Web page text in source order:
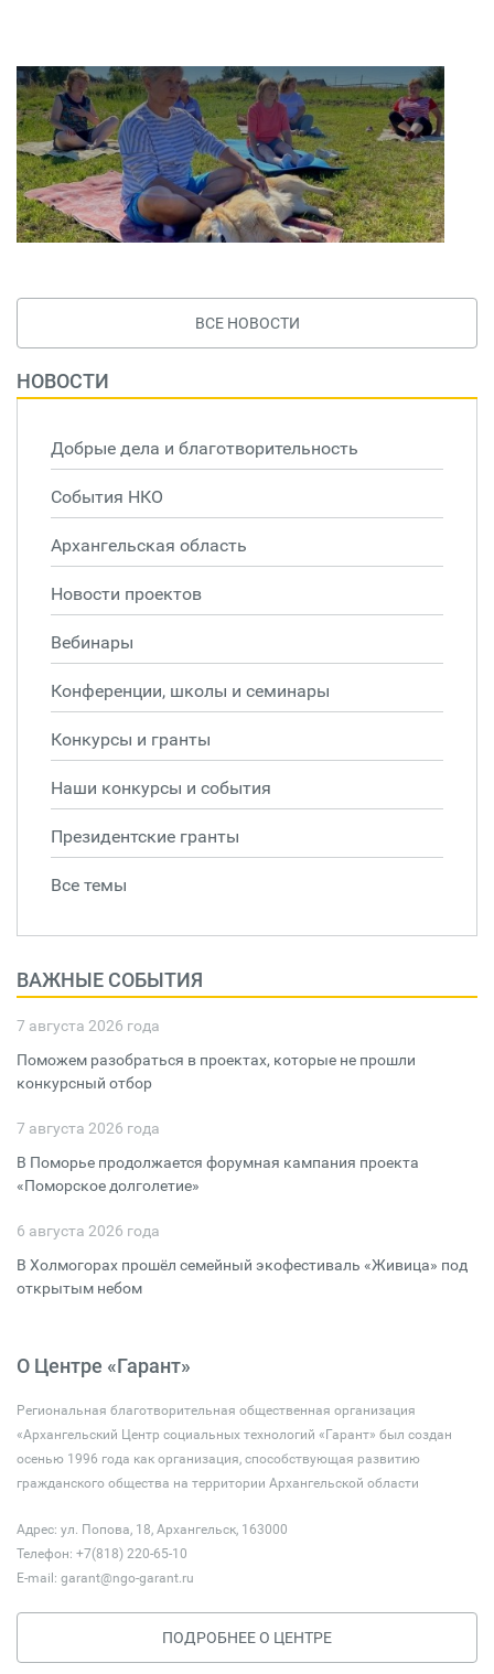
ВСЕ НОВОСТИ
НОВОСТИ
Добрые дела и благотворительность
События НКО
Архангельская область
Новости проектов
Вебинары
Конференции, школы и семинары
Конкурсы и гранты
Наши конкурсы и события
Президентские гранты
Все темы
ВАЖНЫЕ СОБЫТИЯ
7 августа 2026 года
Поможем разобраться в проектах, которые не прошли
конкурсный отбор
7 августа 2026 года
В Поморье продолжается форумная кампания проекта
«Поморское долголетие»
6 августа 2026 года
В Холмогорах прошёл семейный экофестиваль «Живица» под
открытым небом
О Центре «Гарант»
Региональная благотворительная общественная организация
«Архангельский Центр социальных технологий «Гарант» был создан
осенью 1996 года как организация, способствующая развитию
гражданского общества на территории Архангельской области
Адрес: ул. Попова, 18, Архангельск, 163000
Телефон: +7(818) 220-65-10
E-mail: garant@ngo-garant.ru
ПОДРОБНЕЕ О ЦЕНТРЕ